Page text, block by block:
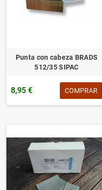
Punta con cabeza BRADS
512/35 SIPAC
8,95 € COMPRAR